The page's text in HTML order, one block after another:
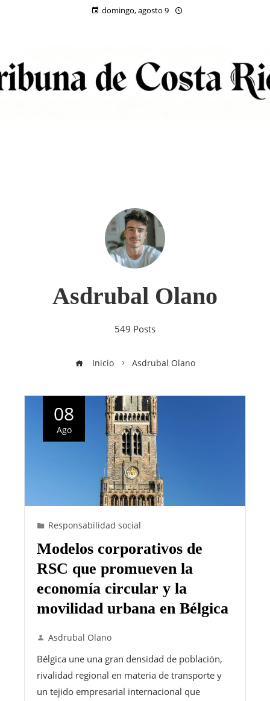
domingo, agosto 9
Asdrubal Olano
549 Posts
Inicio Asdrubal Olano
08
Ago
Responsabilidad social
Modelos corporativos de
RSC que promueven la
economía circular y la
movilidad urbana en Bélgica
Asdrubal Olano
Bélgica une una gran densidad de población,
rivalidad regional en materia de transporte y
un tejido empresarial internacional que